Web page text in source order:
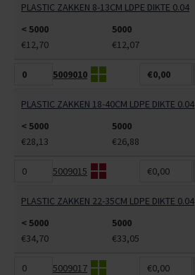
PLASTIC ZAKKEN 8-13CM LDPE DIKTE 0.04
< 5000
5000
€12,70
€12,07
5009010 €0,00
PLASTIC ZAKKEN 18-40CM LDPE DIKTE 0.04
< 5000
5000
€28,13
€26,88
5009015 €0,00
PLASTIC ZAKKEN 22-35CM LDPE DIKTE 0.04
< 5000
5000
€34,70
€33,05
5009017 €0,00